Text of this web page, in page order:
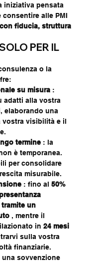
iniziativa pensata
alle PMI
fiducia, struttura
PER IL
o la
su misura :
adatti alla vostra
elaborando una
vostra visibilità e il
termine : la
è temporanea.
per consolidare
misurabile.
: fino al 50%
un
, mentre il
in 24 mesi
sulla vostra
finanziarie.
sovvenzione